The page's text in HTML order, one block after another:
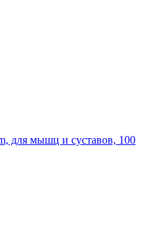
для мышц и суставов, 100